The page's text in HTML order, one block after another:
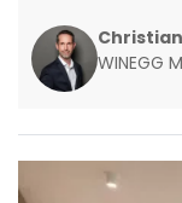
WINEGG